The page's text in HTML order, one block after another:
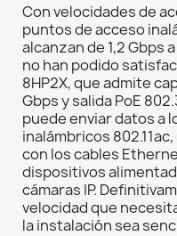
Con velocidades de
puntos de acceso
alcanzan de 1,2 Gbps
no han podido
8HP2X, que admite
Gbps y salida PoE
puede enviar datos a
inalámbricos
con los cables
dispositivos
cámaras IP.
velocidad que
la instalación sea